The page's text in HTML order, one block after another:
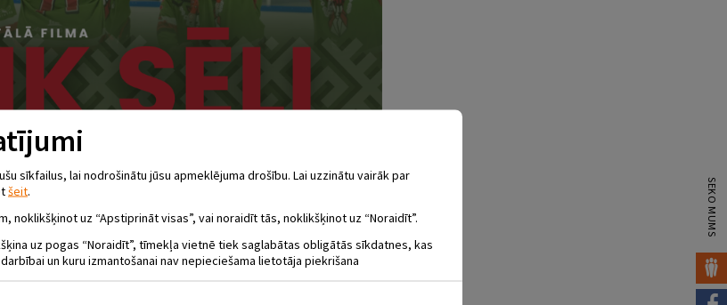
SEKO MUMS
sīkfailus, lai nodrošinātu jūsu apmeklējuma drošību. Lai uzzinātu vairāk par
šeit.
noklikšķinot uz “Apstiprināt visas”, vai noraidīt tās, noklikšķinot uz “Noraidīt”.
uz pogas “Noraidīt”, tīmekļa vietnē tiek saglabātas obligātās sīkdatnes, kas
un kuru izmantošanai nav nepieciešama lietotāja piekrišana